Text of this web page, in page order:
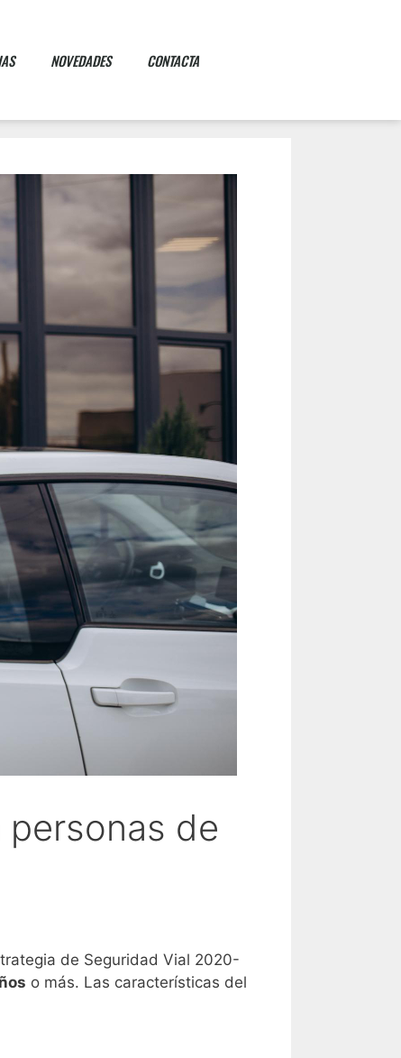
NOVEDADES CONTACTA
de
de Seguridad Vial 2020-
o más. Las características del